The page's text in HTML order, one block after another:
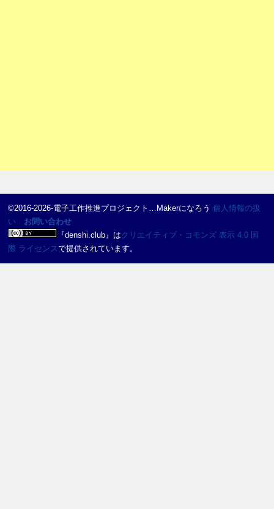
©2016-2026-電子工作推進プロジェクト…Makerになろう 個人情報の扱
い
お問い合わせ
『denshi.club』は クリエイティブ・コモンズ 表示 4.0 国
際 ライセンスで提供されています。